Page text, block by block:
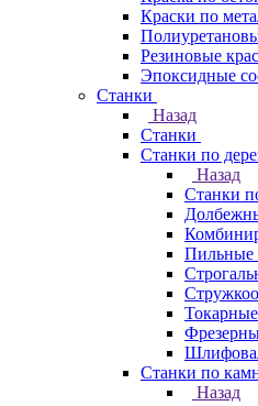
Краски по
Резиновые
Эпоксидные
Станки
Назад
Станки
Станки по
Назад
Станки
Пильные
Станки по
Назад